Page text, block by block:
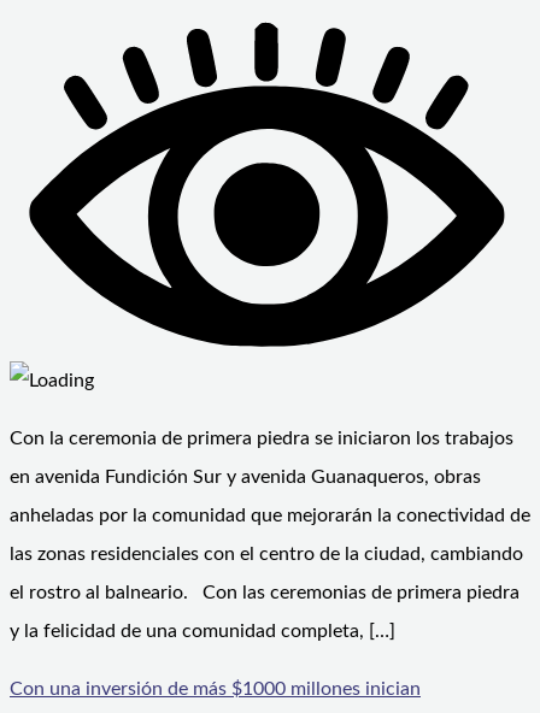
Con la ceremonia de primera piedra se iniciaron los trabajos
en avenida Fundición Sur y avenida Guanaqueros, obras
anheladas por la comunidad que mejorarán la conectividad de
las zonas residenciales con el centro de la ciudad, cambiando
el rostro al balneario. Con las ceremonias de primera piedra
y la felicidad de una comunidad completa, […]
Con una inversión de más $1000 millones inician